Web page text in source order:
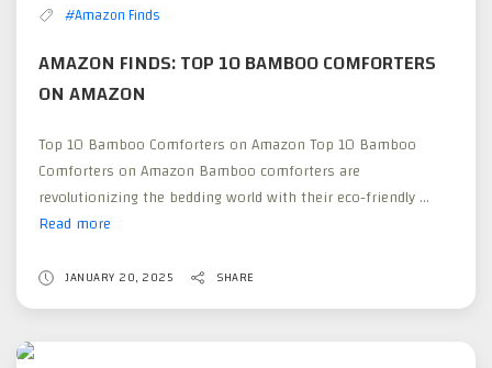
#Amazon Finds
AMAZON FINDS: TOP 10 BAMBOO COMFORTERS
ON AMAZON
Top 10 Bamboo Comforters on Amazon Top 10 Bamboo
Comforters on Amazon Bamboo comforters are
revolutionizing the bedding world with their eco-friendly ...
Read more
Top
10
JANUARY 20, 2025 SHARE